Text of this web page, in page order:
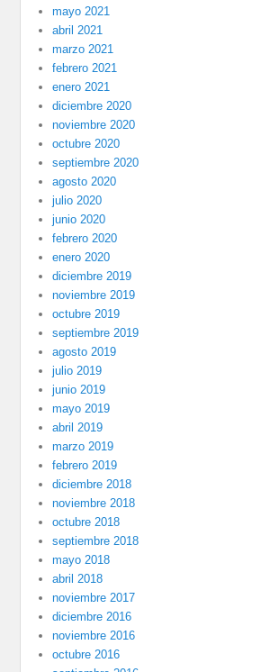
mayo 2021
abril 2021
marzo 2021
febrero 2021
enero 2021
diciembre 2020
noviembre 2020
octubre 2020
septiembre 2020
agosto 2020
julio 2020
junio 2020
febrero 2020
enero 2020
diciembre 2019
noviembre 2019
octubre 2019
septiembre 2019
agosto 2019
julio 2019
junio 2019
mayo 2019
abril 2019
marzo 2019
febrero 2019
diciembre 2018
noviembre 2018
octubre 2018
septiembre 2018
mayo 2018
abril 2018
noviembre 2017
diciembre 2016
noviembre 2016
octubre 2016